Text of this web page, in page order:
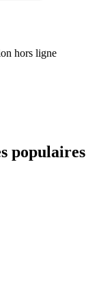
hors ligne
populaires